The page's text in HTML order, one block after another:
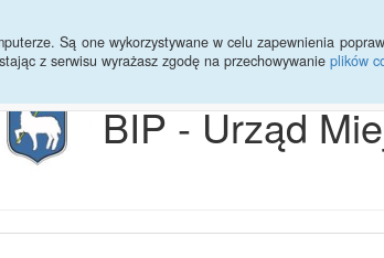
Są one wykorzystywane w celu zapewnienia
z serwisu wyrażasz zgodę na przechowywanie plików
BIP - Urząd